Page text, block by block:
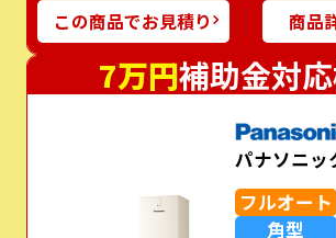
この商品でお見積り 商品
7万円補助金対
パナソニッ
フルオート
角型